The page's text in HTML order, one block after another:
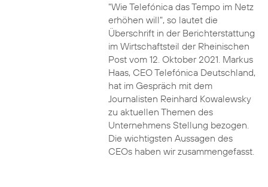
"Wie Telefónica das Tempo im Netz
erhöhen will", so lautet die
Überschrift in der Berichterstattung
im Wirtschaftsteil der Rheinischen
Post vom 12. Oktober 2021. Markus
Haas, CEO Telefónica Deutschland,
hat im Gespräch mit dem
Journalisten Reinhard Kowalewsky
zu aktuellen Themen des
Unternehmens Stellung bezogen.
Die wichtigsten Aussagen des
CEOs haben wir zusammengefasst.